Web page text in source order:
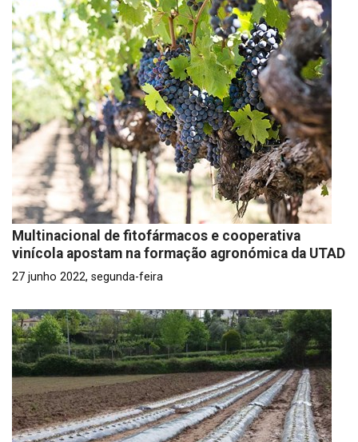
Multinacional de fitofármacos e cooperativa
vinícola apostam na formação agronómica da UTAD
27 junho 2022, segunda-feira